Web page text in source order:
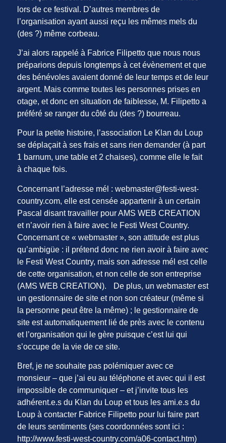
lors de ce festival. D’autres membres de
l’organisation ayant aussi reçu les mêmes mels du
(des ?) même corbeau.
J’ai alors rappelé à Fabrice Filipetto que nous nous
préparions depuis longtemps à cet évènement et que
des bénévoles avaient donné de leur temps et de leur
argent. Mais comme toutes les personnes prises en
otage, et donc en situation de faiblesse, M. Filipetto a
préféré se ranger du côté du (des ?) bourreau.
Pour la petite histoire, l’association Le Klan du Loup
se déplaçait à ses frais et sans rien demander (à part
1 barnum, une table et 2 chaises), comme elle le fait
à chaque fois.
Concernant l’adresse mél : webmaster@festi-west-
country.com, elle est censée appartenir à un certain
Pascal disant travailler pour AMS WEB CREATION
et n’avoir rien à faire avec le Festi West Country.
Concernant ce « webmaster », son attitude est plus
qu’ambigüe : il prétend donc ne rien avoir à faire avec
le Festi West Country, mais son adresse mél est celle
de cette organisation, et non celle de son entreprise
(AMS WEB CREATION). De plus, un webmaster est
un gestionnaire de site et non son créateur (même si
la personne peut être la même) ; le gestionnaire de
site est automatiquement lié de près avec le contenu
et l’organisation qui le gère puisque c’est lui qui
s’occupe de la vie de ce site.
Bref, je ne souhaite pas polémiquer avec ce
monsieur – que j’ai eu au téléphone et avec qui il est
impossible de communiquer – et j’invite tous les
adhérent.e.s du Klan du Loup et tous les ami.e.s du
Loup à contacter Fabrice Filipetto pour lui faire part
de leurs sentiments (ses coordonnées sont ici :
http://www.festi-west-country.com/a06-contact.htm)